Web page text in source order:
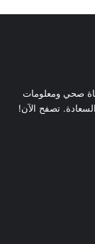
صحي ومعلومات
تصفح الآن!